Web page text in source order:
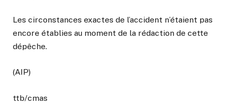
Les circonstances exactes de l’accident n’étaient pas
encore établies au moment de la rédaction de cette
dépêche.
(AIP)
ttb/cmas